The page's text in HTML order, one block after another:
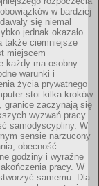
w bardziej
się niemal
jednak okazało
także ciemniejsze
miejscem
każdy ma osobny
warunki i
życia prywatnego
stoi kilka kroków
granice zaczynają się
wyzwań pracy
samodyscypliny. W
sensie narzucony
obecność
godziny i wyraźne
pracy. W
samemu. Dla